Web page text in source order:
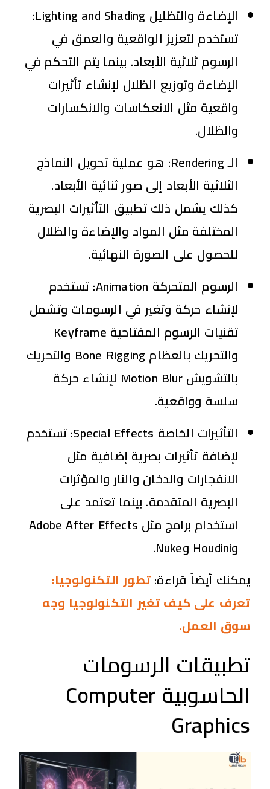
الإضاءة والتظليل Lighting and Shading
:
تستخدم لتعزيز الواقعية والعمق في
الرسوم ثلاثية الأبعاد. بينما يتم التحكم في
الإضاءة وتوزيع الظلال لإنشاء تأثيرات
واقعية مثل الانعكاسات والانكسارات
والظلال.
الـ Rendering
: هو عملية تحويل النماذج
الثلاثية الأبعاد إلى صور ثنائية الأبعاد.
كذلك يشمل ذلك تطبيق التأثيرات البصرية
المختلفة مثل المواد والإضاءة والظلال
للحصول على الصورة النهائية.
الرسوم المتحركة Animation
:تستخدم
لإنشاء حركة وتغير في الرسومات وتشمل
تقنيات الرسوم المفتاحية Keyframe
والتحريك بالعظام Bone Rigging والتحريك
بالتشويش Motion Blur لإنشاء حركة
سلسة وواقعية.
التأثيرات الخاصة Special Effects
:تستخدم
لإضافة تأثيرات بصرية إضافية مثل
الانفجارات والدخان والنار والمؤثرات
البصرية المتقدمة. بينما تعتمد على
استخدام برامج مثل Adobe After Effects
وHoudini وNuke.
يمكنك أيضاً قراءة:تطور التكنولوجيا:
تعرف على كيف تغير التكنولوجيا وجه
سوق العمل.
تطبيقات الرسومات
الحاسوبيةComputer
Graphics